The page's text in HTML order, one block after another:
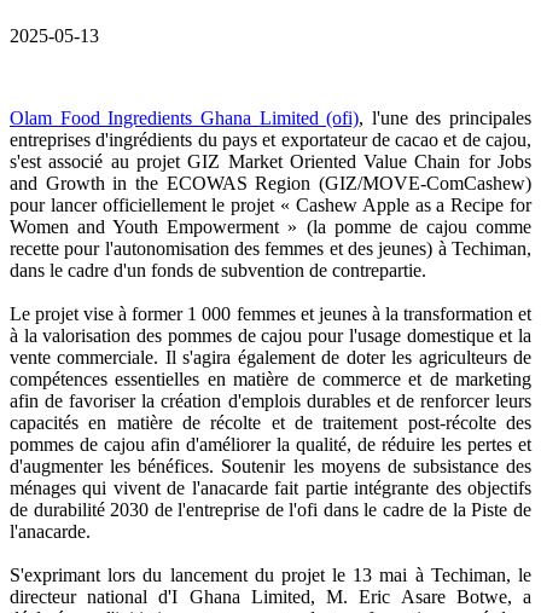
2025-05-13
Olam Food Ingredients Ghana Limited (ofi), l'une des principales
entreprises d'ingrédients du pays et exportateur de cacao et de cajou,
s'est associé au projet GIZ Market Oriented Value Chain for Jobs
and Growth in the ECOWAS Region (GIZ/MOVE-ComCashew)
pour lancer officiellement le projet « Cashew Apple as a Recipe for
Women and Youth Empowerment » (la pomme de cajou comme
recette pour l'autonomisation des femmes et des jeunes) à Techiman,
dans le cadre d'un fonds de subvention de contrepartie.
Le projet vise à former 1 000 femmes et jeunes à la transformation et
à la valorisation des pommes de cajou pour l'usage domestique et la
vente commerciale. Il s'agira également de doter les agriculteurs de
compétences essentielles en matière de commerce et de marketing
afin de favoriser la création d'emplois durables et de renforcer leurs
capacités en matière de récolte et de traitement post-récolte des
pommes de cajou afin d'améliorer la qualité, de réduire les pertes et
d'augmenter les bénéfices. Soutenir les moyens de subsistance des
ménages qui vivent de l'anacarde fait partie intégrante des objectifs
de durabilité 2030 de l'entreprise de l'ofi dans le cadre de la Piste de
l'anacarde.
S'exprimant lors du lancement du projet le 13 mai à Techiman, le
directeur national d'I Ghana Limited, M. Eric Asare Botwe, a